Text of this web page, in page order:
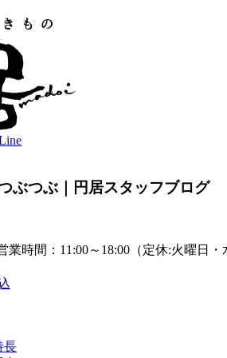
ぶつぶ｜円居スタッフブログ
業時間：11:00～18:00（定休:火曜日・
長